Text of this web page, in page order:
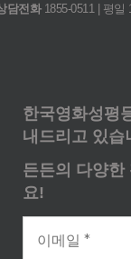
담전화1855-0511 | 평일
한국영화성평
내드리고 있습
든든의 다양한
요!